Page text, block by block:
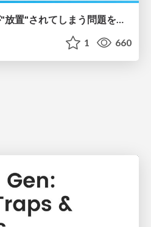
複数の Claude Code が"放置"されてしまう問題をCLI ダッシュボードを自作して解決した話
1 660